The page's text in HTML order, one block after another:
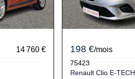
14 760 € 198 €/mois
75423
Renault Clio E-TECH